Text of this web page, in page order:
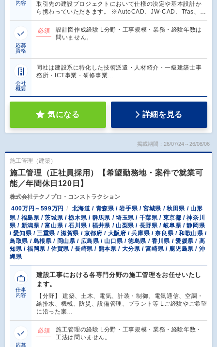
内容
取引先の建設プロジェクトにおいて仕様の決定や基本設計か
ら携わっていただきます。 ※AutoCAD、JW-CAD、Tfas、…
応募
資格
必須
設計図作成経験 L分野・工事規模・業務・経験年数は
問いません。
会社
概要
同社は建設系に特化した技術派遣・人材紹介・一級建築士事
務所・ICT事業・研修事業…
気になる 詳細を見る
掲載期間：26/07/24～26/08/06
施工管理（建築）
施工管理（正社員採用）【希望勤務地・案件で就業可
能／年間休日120日】
株式会社テクノプロ・コンストラクション
400万円～599万円
北海道 / 青森県 / 岩手県 / 宮城県 / 秋田県 / 山形
県 / 福島県 / 茨城県 / 栃木県 / 群馬県 / 埼玉県 / 千葉県 / 東京都 / 神奈川
県 / 新潟県 / 富山県 / 石川県 / 福井県 / 山梨県 / 長野県 / 岐阜県 / 静岡県
/ 愛知県 / 三重県 / 滋賀県 / 京都府 / 大阪府 / 兵庫県 / 奈良県 / 和歌山県 /
鳥取県 / 島根県 / 岡山県 / 広島県 / 山口県 / 徳島県 / 香川県 / 愛媛県 / 高
知県 / 福岡県 / 佐賀県 / 長崎県 / 熊本県 / 大分県 / 宮崎県 / 鹿児島県 / 沖
縄県
仕事
内容
建設工事における各専門分野の施工管理をお任せいたし
ます。
【分野】 建築、土木、電気、計装・制御、電気通信、空調・
給排水、機械、防災、設備管理、プラント等 Lご経験やご希望
に沿った案…
応募
必須
施工管理の経験 L分野・工事規模・業務・経験年数・
工法は問いません。